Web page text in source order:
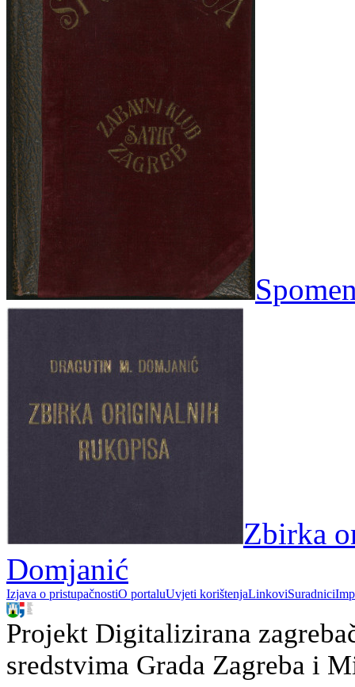
Zbirka
Domjanić
Izjava o pristupačnostiO portaluUvjeti korištenjaLinkoviSuradnici
Projekt Digitalizirana
sredstvima Grada Zagreba i